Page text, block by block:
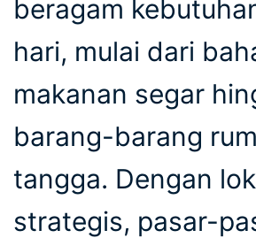
beragam
hari, mulai dari
makanan segar
barang-barang
tangga. Dengan
strategis, pasar-